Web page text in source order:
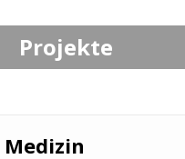
Projekte